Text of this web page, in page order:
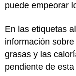
puede empeorar
En las etiquetas
información
grasas y las
pendiente de